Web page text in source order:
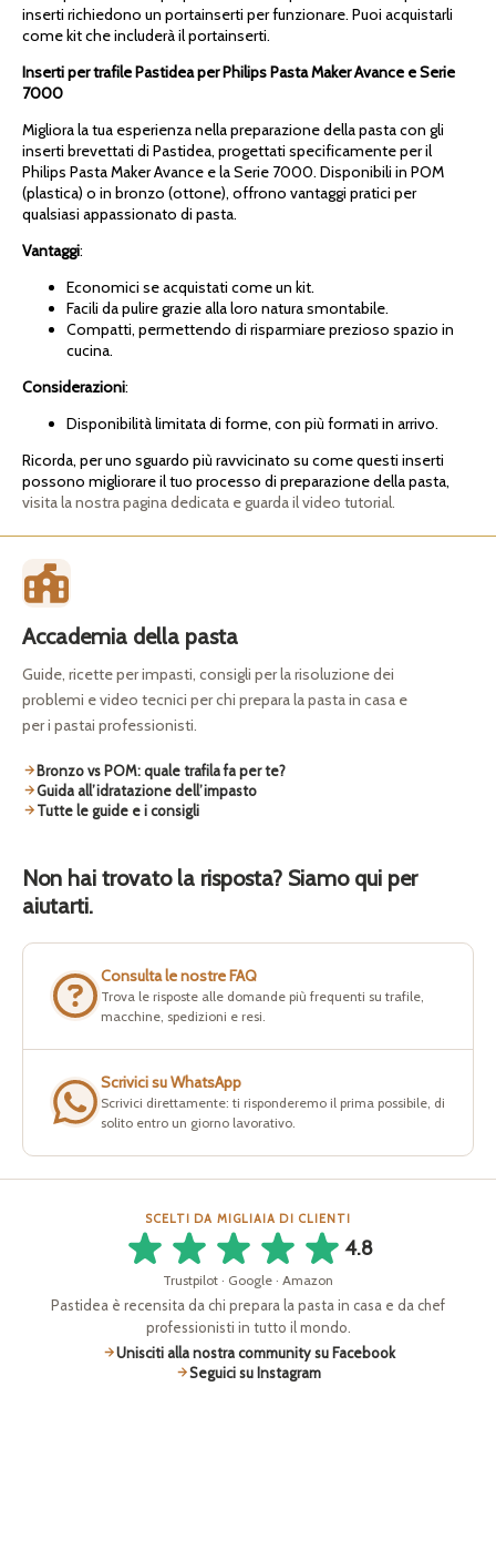
inserti richiedono un portainserti per funzionare. Puoi acquistarli
come kit che includerà il portainserti.
Inserti per trafile Pastidea per Philips Pasta Maker Avance e Serie
7000
Migliora la tua esperienza nella preparazione della pasta con gli
inserti brevettati di Pastidea, progettati specificamente per il
Philips Pasta Maker Avance e la Serie 7000. Disponibili in POM
(plastica) o in bronzo (ottone), offrono vantaggi pratici per
qualsiasi appassionato di pasta.
Vantaggi:
Economici se acquistati come un kit.
Facili da pulire grazie alla loro natura smontabile.
Compatti, permettendo di risparmiare prezioso spazio in
cucina.
Considerazioni:
Disponibilità limitata di forme, con più formati in arrivo.
Ricorda, per uno sguardo più ravvicinato su come questi inserti
possono migliorare il tuo processo di preparazione della pasta,
visita la nostra pagina dedicata e guarda il video tutorial.
Accademia della pasta
Guide, ricette per impasti, consigli per la risoluzione dei
problemi e video tecnici per chi prepara la pasta in casa e
per i pastai professionisti.
Bronzo vs POM: quale trafila fa per te?
Guida all’idratazione dell’impasto
Tutte le guide e i consigli
Non hai trovato la risposta? Siamo qui per
aiutarti.
Consulta le nostre FAQ
Trova le risposte alle domande più frequenti su trafile,
macchine, spedizioni e resi.
Scrivici su WhatsApp
Scrivici direttamente: ti risponderemo il prima possibile, di
solito entro un giorno lavorativo.
SCELTI DA MIGLIAIA DI CLIENTI
4.8
Trustpilot · Google · Amazon
Pastidea è recensita da chi prepara la pasta in casa e da chef
professionisti in tutto il mondo.
Unisciti alla nostra community su Facebook
Seguici su Instagram